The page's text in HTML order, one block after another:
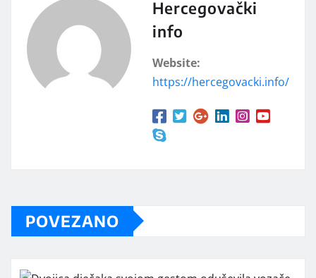
Hercegovački
info
Website:
https://hercegovacki.info/
POVEZANO